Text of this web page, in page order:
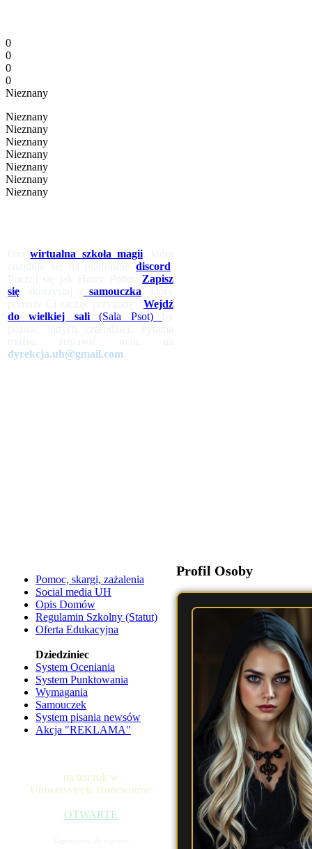
0
0
0
0
Nieznany
Nieznany
Nieznany
Nieznany
Nieznany
Nieznany
Nieznany
Nieznany
Otowirtualna szkoła magii, która
discord
Zapisz
się
samouczka
Wejdź
do wielkiej sali(Sala Psot)
dyrekcja.uh@gmail.com
Pomoc, skargi, zażalenia
Social media UH
Opis Domów
Regulamin Szkolny (Statut)
Oferta Edukacyjna
Dziedziniec
System Oceniania
System Punktowania
Wymagania
Samouczek
System pisania newsów
Akcja "REKLAMA"
na ten rok w
Uniwersytecie Huncwotów
OTWARTE
Profil Osoby